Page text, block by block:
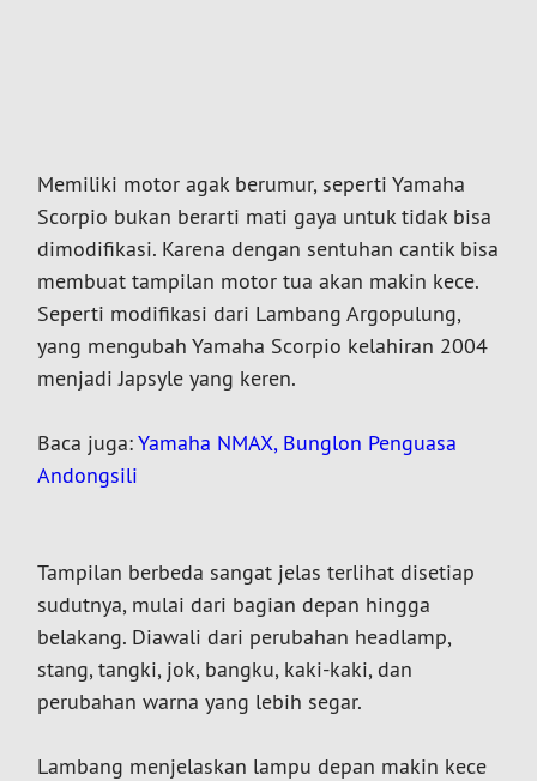
Memiliki motor agak berumur, seperti Yamaha
Scorpio bukan berarti mati gaya untuk tidak bisa
dimodifikasi. Karena dengan sentuhan cantik bisa
membuat tampilan motor tua akan makin kece.
Seperti modifikasi dari Lambang Argopulung,
yang mengubah Yamaha Scorpio kelahiran 2004
menjadi Japsyle yang keren.
Baca juga:Yamaha NMAX, Bunglon Penguasa
Andongsili
Tampilan berbeda sangat jelas terlihat disetiap
sudutnya, mulai dari bagian depan hingga
belakang. Diawali dari perubahan headlamp,
stang, tangki, jok, bangku, kaki-kaki, dan
perubahan warna yang lebih segar.
Lambang menjelaskan lampu depan makin kece